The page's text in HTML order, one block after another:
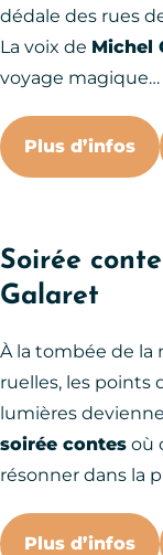
dédale des rues
La voix de Michel
voyage magique…
Plus d’infos
Soirée
Galaret
À la tombée de la
ruelles, les points
lumières
soirée contes où
résonner dans la
Plus d’infos